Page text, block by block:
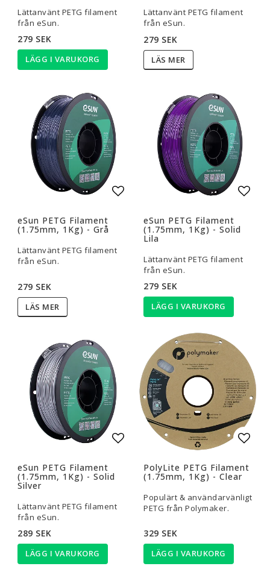
Lättanvänt PETG filament
från eSun.
279 SEK
LÄGG I VARUKORG
Lättanvänt PETG filament
från eSun.
279 SEK
LÄS MER
eSun PETG Filament
(1.75mm, 1Kg) - Grå
Lättanvänt PETG filament
från eSun.
279 SEK
LÄS MER
eSun PETG Filament
(1.75mm, 1Kg) - Solid
Lila
Lättanvänt PETG filament
från eSun.
279 SEK
LÄGG I VARUKORG
eSun PETG Filament
(1.75mm, 1Kg) - Solid
Silver
Lättanvänt PETG filament
från eSun.
289 SEK
LÄGG I VARUKORG
PolyLite PETG Filament
(1.75mm, 1Kg) - Clear
Populärt & användarvänligt
PETG från Polymaker.
329 SEK
LÄGG I VARUKORG